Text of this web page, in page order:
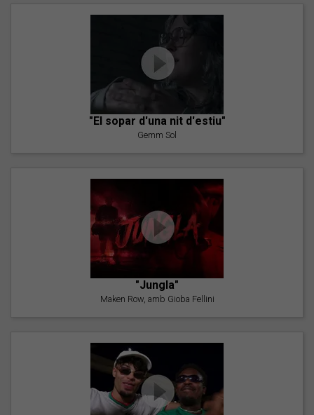
"El sopar d'una nit d'estiu"
Gemm Sol
"Jungla"
Maken Row, amb Gioba Fellini